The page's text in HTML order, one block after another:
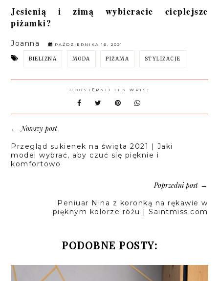
Jesienią i zimą wybieracie cieplejsze
piżamki?
Joanna PAŹDZIERNIKA 16, 2021
BIELIZNA MODA PIŻAMA STYLIZACJE
UDOSTĘPNIJ TEN WPIS:
← Nowszy post
Przegląd sukienek na święta 2021 | Jaki
model wybrać, aby czuć się pięknie i
komfortowo
Poprzedni post→
Peniuar Nina z koronką na rękawie w
pięknym kolorze różu | Saintmiss.com
PODOBNE POSTY: